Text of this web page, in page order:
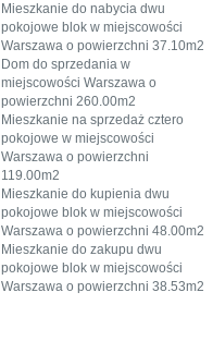
Mieszkanie do nabycia dwu
pokojowe blok w miejscowości
Warszawa o powierzchni 37.10m2
Dom do sprzedania w
miejscowości Warszawa o
powierzchni 260.00m2
Mieszkanie na sprzedaż cztero
pokojowe w miejscowości
Warszawa o powierzchni
119.00m2
Mieszkanie do kupienia dwu
pokojowe blok w miejscowości
Warszawa o powierzchni 48.00m2
Mieszkanie do zakupu dwu
pokojowe blok w miejscowości
Warszawa o powierzchni 38.53m2